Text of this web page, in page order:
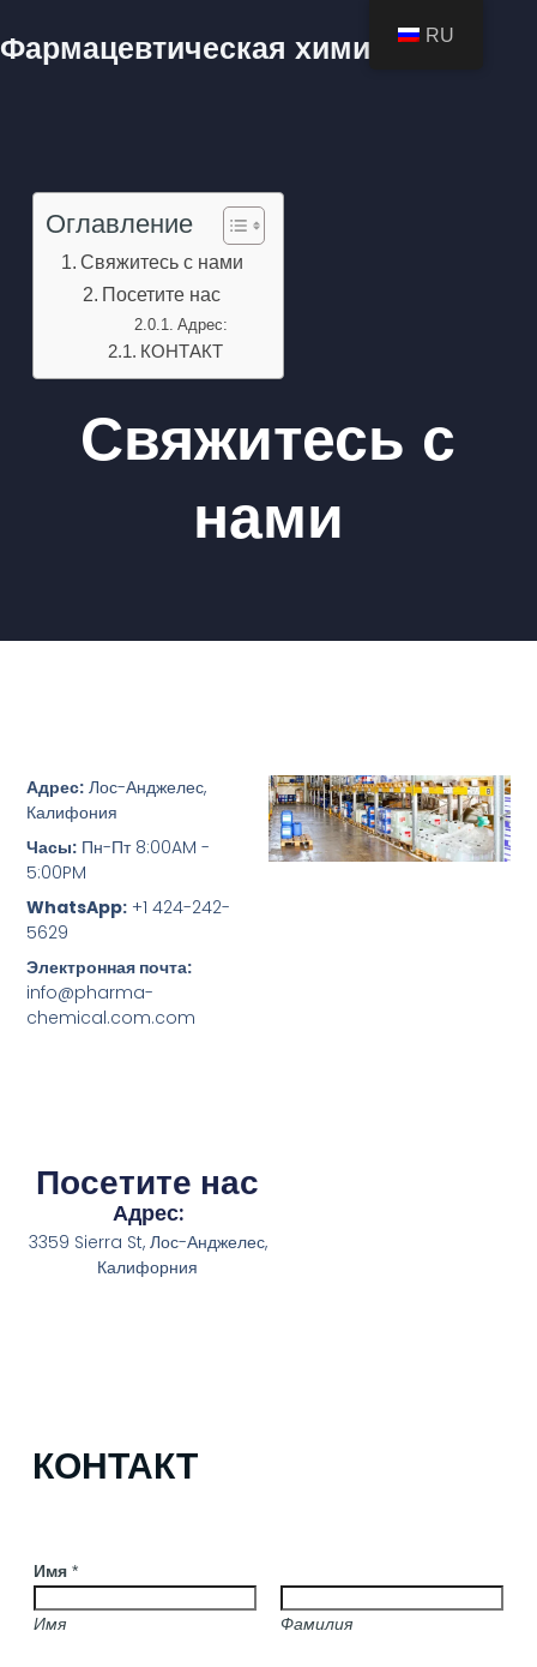
Фармацевтическая химия
Оглавление
Свяжитесь с нами
Посетите нас
Адрес:
КОНТАКТ
Свяжитесь с
нами
Адрес: Лос-Анджелес,
Калифония
Часы: Пн-Пт 8:00AM -
5:00PM
WhatsApp: +1 424-242-
5629
Электронная почта:
info@pharma-
chemical.com.com
Посетите нас
Адрес:
3359 Sierra St, Лос-Анджелес,
Калифорния
КОНТАКТ
Имя *
Имя Фамилия
RU